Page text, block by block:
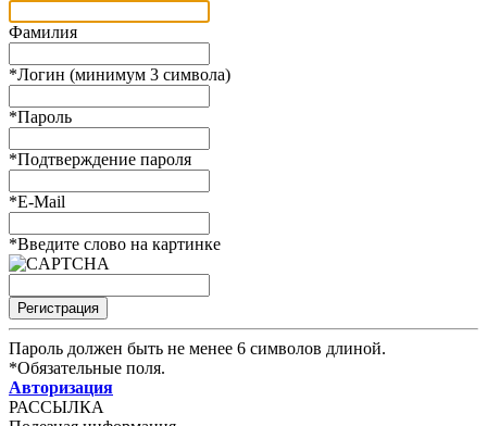
Фамилия
*Логин (минимум 3 символа)
*Пароль
*Подтверждение пароля
*E-Mail
*Введите слово на картинке
Пароль должен быть не менее 6 символов длиной.
*Обязательные поля.
Авторизация
РАССЫЛКА